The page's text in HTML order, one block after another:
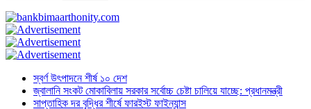
স্বর্ণ উৎপাদনে শীর্ষ ১০ দেশ
জ্বালানি সংকট মোকাবিলায় সরকার সর্বোচ্চ চেষ্টা চালিয়ে যাচ্ছে: প্রধানমন্ত্রী
সাপ্তাহিক দর বৃদ্ধির শীর্ষে ফারইস্ট ফাইন্যান্স